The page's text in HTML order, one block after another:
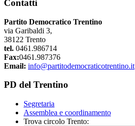
Contatti
Partito Democratico Trentino
via Garibaldi 3,
38122 Trento
tel. 0461.986714
Fax:0461.987376
Email: info@partitodemocraticotrentino.it
PD del Trentino
Segretaria
Assemblea e coordinamento
Trova circolo Trento: